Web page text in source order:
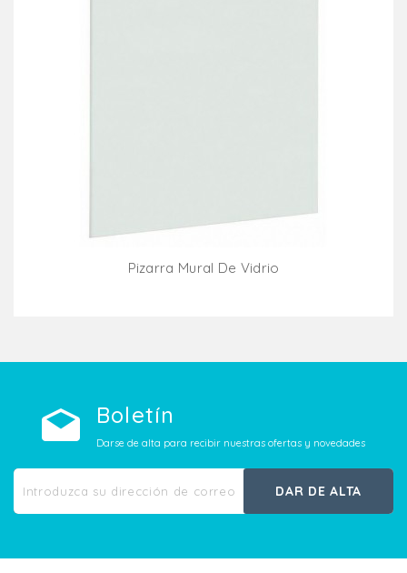
Pizarra Mural De Vidrio
Boletín
Darse de alta para recibir nuestras ofertas y novedades
DAR DE ALTA